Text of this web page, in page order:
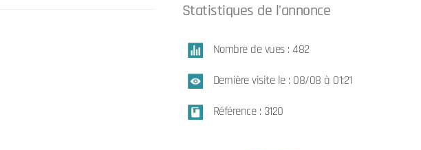
Statistiques de l'annonce
Nombre de vues : 482
Dernière visite le : 08/08 à 01:21
Référence : 3120